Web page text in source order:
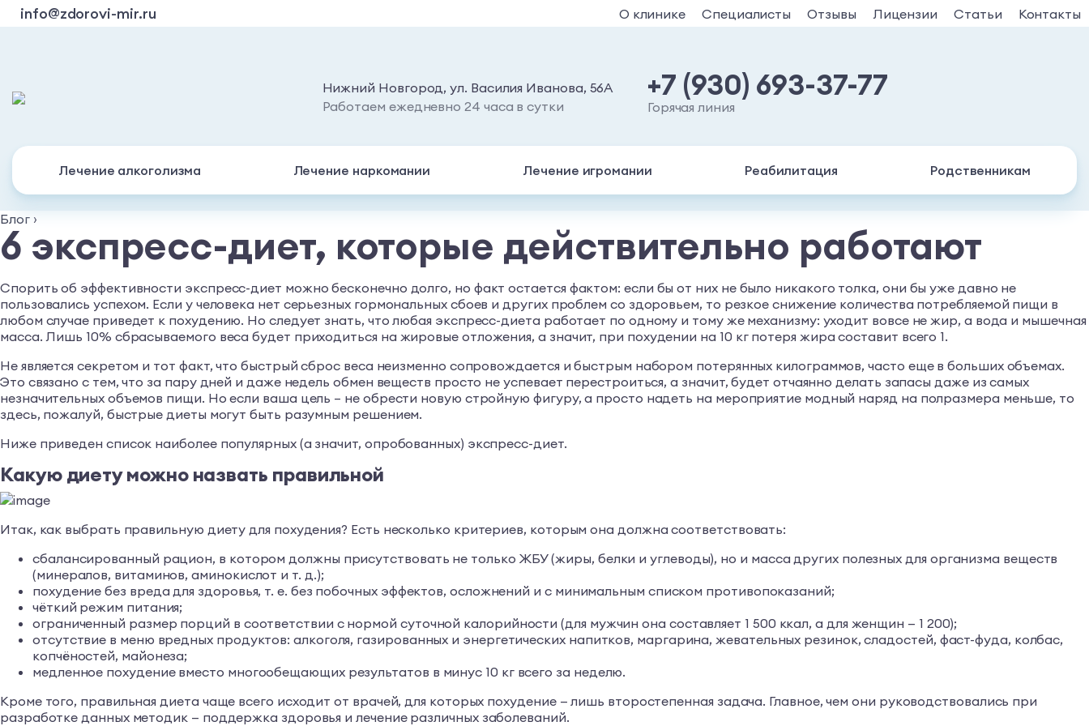
info@zdorovi-mir.ru О клинике Специалисты Отзывы Лицензии Статьи Контакты
Нижний Новгород, ул. Василия Иванова, 56А
Работаем ежедневно 24 часа в сутки
+7 (930) 693-37-77
Горячая линия
Лечение алкоголизма Лечение наркомании Лечение игромании Реабилитация Родственникам
Блог ›
6 экспресс-диет, которые действительно работают
Спорить об эффективности экспресс-диет можно бесконечно долго, но факт остается фактом: если бы от них не было никакого толка, они бы уже давно не
пользовались успехом. Если у человека нет серьезных гормональных сбоев и других проблем со здоровьем, то резкое снижение количества потребляемой пищи в
любом случае приведет к похудению. Но следует знать, что любая экспресс-диета работает по одному и тому же механизму: уходит вовсе не жир, а вода и мышечная
масса. Лишь 10% сбрасываемого веса будет приходиться на жировые отложения, а значит, при похудении на 10 кг потеря жира составит всего 1.
Не является секретом и тот факт, что быстрый сброс веса неизменно сопровождается и быстрым набором потерянных килограммов, часто еще в больших объемах.
Это связано с тем, что за пару дней и даже недель обмен веществ просто не успевает перестроиться, а значит, будет отчаянно делать запасы даже из самых
незначительных объемов пищи. Но если ваша цель – не обрести новую стройную фигуру, а просто надеть на мероприятие модный наряд на полразмера меньше, то
здесь, пожалуй, быстрые диеты могут быть разумным решением.
Ниже приведен список наиболее популярных (а значит, опробованных) экспресс-диет.
Какую диету можно назвать правильной
Итак, как выбрать правильную диету для похудения? Есть несколько критериев, которым она должна соответствовать:
сбалансированный рацион, в котором должны присутствовать не только ЖБУ (жиры, белки и углеводы), но и масса других полезных для организма веществ
(минералов, витаминов, аминокислот и т. д.);
похудение без вреда для здоровья, т. е. без побочных эффектов, осложнений и с минимальным списком противопоказаний;
чёткий режим питания;
ограниченный размер порций в соответствии с нормой суточной калорийности (для мужчин она составляет 1 500 ккал, а для женщин — 1 200);
отсутствие в меню вредных продуктов: алкоголя, газированных и энергетических напитков, маргарина, жевательных резинок, сладостей, фаст-фуда, колбас,
копчёностей, майонеза;
медленное похудение вместо многообещающих результатов в минус 10 кг всего за неделю.
Кроме того, правильная диета чаще всего исходит от врачей, для которых похудение — лишь второстепенная задача. Главное, чем они руководствовались при
разработке данных методик — поддержка здоровья и лечение различных заболеваний.